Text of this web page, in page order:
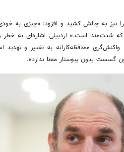
نیز به چالش کشید و افزود: «چیزی به
است.» اردبیلی اشاره‌ای به خطر و
واکنش‌گری محافظه‌کارانه به تغییر و
گسست بدون پیوستار معنا ندارد».